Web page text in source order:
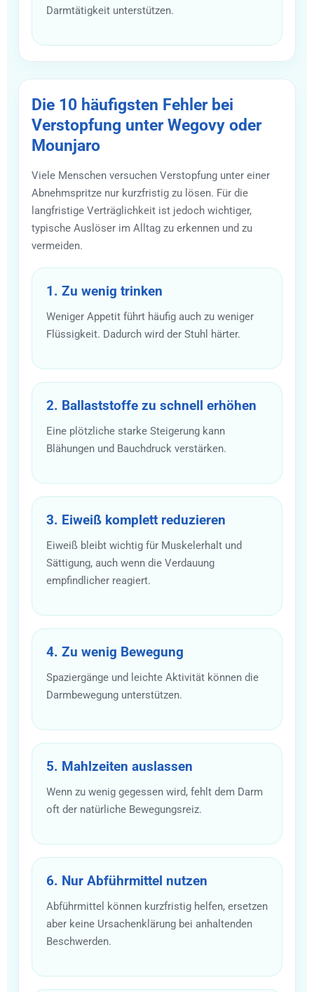
Darmtätigkeit unterstützen.
Die 10 häufigsten Fehler bei
Verstopfung unter Wegovy oder
Mounjaro
Viele Menschen versuchen Verstopfung unter einer
Abnehmspritze nur kurzfristig zu lösen. Für die
langfristige Verträglichkeit ist jedoch wichtiger,
typische Auslöser im Alltag zu erkennen und zu
vermeiden.
1. Zu wenig trinken
Weniger Appetit führt häufig auch zu weniger
Flüssigkeit. Dadurch wird der Stuhl härter.
2. Ballaststoffe zu schnell erhöhen
Eine plötzliche starke Steigerung kann
Blähungen und Bauchdruck verstärken.
3. Eiweiß komplett reduzieren
Eiweiß bleibt wichtig für Muskelerhalt und
Sättigung, auch wenn die Verdauung
empfindlicher reagiert.
4. Zu wenig Bewegung
Spaziergänge und leichte Aktivität können die
Darmbewegung unterstützen.
5. Mahlzeiten auslassen
Wenn zu wenig gegessen wird, fehlt dem Darm
oft der natürliche Bewegungsreiz.
6. Nur Abführmittel nutzen
Abführmittel können kurzfristig helfen, ersetzen
aber keine Ursachenklärung bei anhaltenden
Beschwerden.